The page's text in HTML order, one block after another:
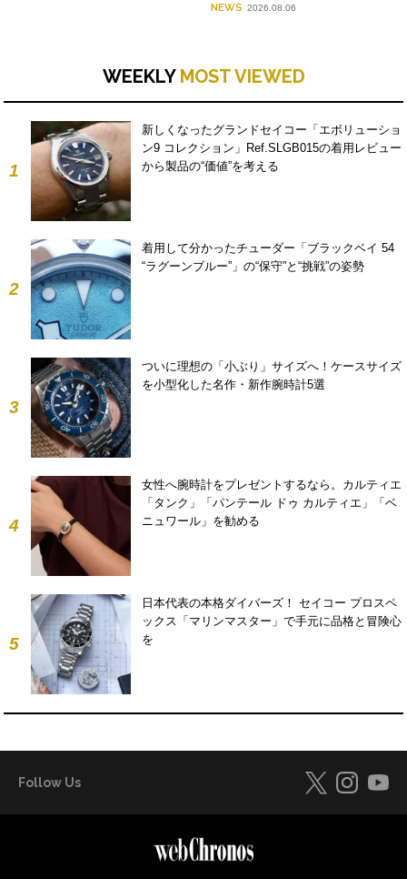
NEWS 2026.08.06
WEEKLY MOST VIEWED
1
新しくなったグランドセイコー「エボリューショ
ン9 コレクション」Ref.SLGB015の着用レビュー
から製品の“価値”を考える
2
着用して分かったチューダー「ブラックベイ 54
“ラグーンブルー”」の“保守”と“挑戦”の姿勢
3
ついに理想の「小ぶり」サイズへ！ケースサイズ
を小型化した名作・新作腕時計5選
4
女性へ腕時計をプレゼントするなら。カルティエ
「タンク」「パンテール ドゥ カルティエ」「ベ
ニュワール」を勧める
5
日本代表の本格ダイバーズ！ セイコー プロスペ
ックス「マリンマスター」で手元に品格と冒険心
を
Follow Us